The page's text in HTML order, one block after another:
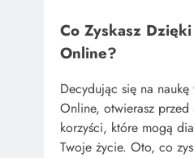
Co Zyskasz
Online?
Decydując się na
Online, otwierasz
korzyści, które mogą
Twoje życie. Oto, co